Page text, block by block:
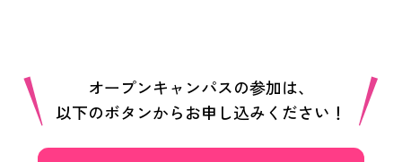
オープンキャンパスの参加は、
以下のボタンからお申し込みください！